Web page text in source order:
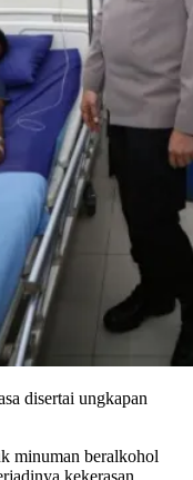
disertai ungkapan
minuman beralkohol